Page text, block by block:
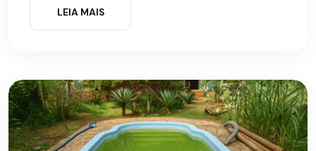
LEIA MAIS